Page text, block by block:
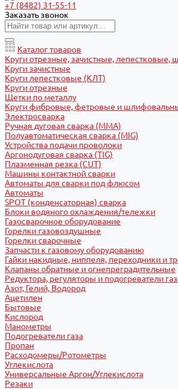
+7 (8482) 31-55-11
Заказать звонок
Каталог товаров
Круги отрезные, зачистные, лепестковые,
Круги зачистные
Круги лепестковые (КЛТ)
Круги отрезные
Щетки по металлу
Круги фибровые, фетровые и
Электросварка
Ручная дуговая сварка (MMA)
Полуавтоматическая сварка (MIG)
Устройства подачи проволоки
Аргонодуговая сварка (TIG)
Плазменная резка (CUT)
Машины контактной сварки
Автоматы для сварки под флюсом
Автоматы
SPOT (конденсаторная) сварка
Блоки водяного охлаждения/тележки
Газосварочное оборудование
Горелки газовоздушные
Горелки сварочные
Запчасти к газовому оборудованию
Гайки накидные, ниппеля, переходники и
Клапаны обратные и огнепреградительные
Редуктора, регуляторы и подогреватели
Азот, Гелий, Водород
Ацетилен
Бытовые
Кислород
Манометры
Подогреватели газа
Пропан
Расходомеры/Ротометры
Углекислота
Универсальные Аргон/Углекислота
Резаки